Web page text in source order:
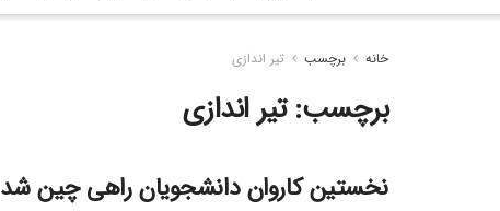
خانه برچسب تیر اندازی
برچسب:تیر اندازی
نخستین کاروان دانشجویان راهی چین شد